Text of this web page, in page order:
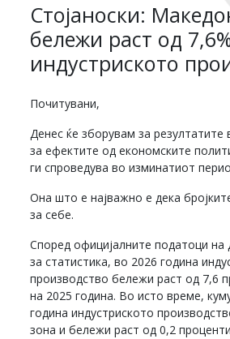
Стојаноски:
бележи раст од
индустриското
Почитувани,
Денес ќе зборувам за резултатите
за ефектите од економските
ги спроведува во изминатиот
Она што е најважно е дека
за себе.
Според официјалните податоци
за статистика, во 2026 година
производство бележи раст од 7,6
на 2025 година. Во исто време,
година индустриското
зона и бележи раст од 0,2